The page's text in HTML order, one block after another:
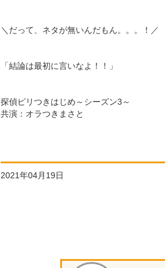
＼だって、ネタが無いんだもん。。。！／
「結論は最初に言いなよ！！」
探偵ピリつきはじめ～シーズン3～
共演：オラつきまさと
2021年04月19日